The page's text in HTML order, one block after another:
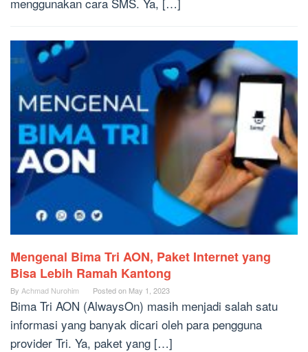
Mengenal Bima Tri AON, Paket Internet yang
Bisa Lebih Ramah Kantong
By Achmad Nurohim Posted on May 1, 2023
Bima Tri AON (AlwaysOn) masih menjadi salah satu
informasi yang banyak dicari oleh para pengguna
provider Tri. Ya, paket yang […]